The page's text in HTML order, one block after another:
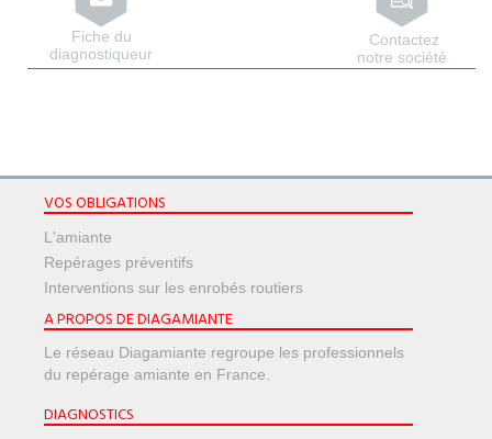
Contactez
notre société
Fiche du
diagnostiqueur
VOS OBLIGATIONS
L'amiante
Repérages préventifs
Interventions sur les enrobés routiers
A PROPOS DE DIAGAMIANTE
Le réseau Diagamiante regroupe les professionnels
du repérage amiante en France.
DIAGNOSTICS